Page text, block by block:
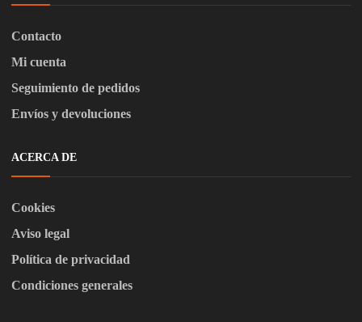
Contacto
Mi cuenta
Seguimiento de pedidos
Envíos y devoluciones
ACERCA DE
Cookies
Aviso legal
Política de privacidad
Condiciones generales